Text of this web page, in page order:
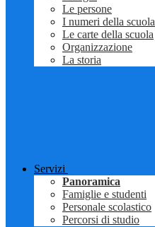
Le persone
I numeri della scuola
Le carte della scuola
Organizzazione
La storia
Servizi
Panoramica
Famiglie e studenti
Personale scolastico
Percorsi di studio